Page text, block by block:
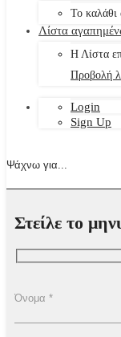
Το καλάθι
Λίστα
Η Λίστα
Προβολή
Login
Sign Up
Στείλε το